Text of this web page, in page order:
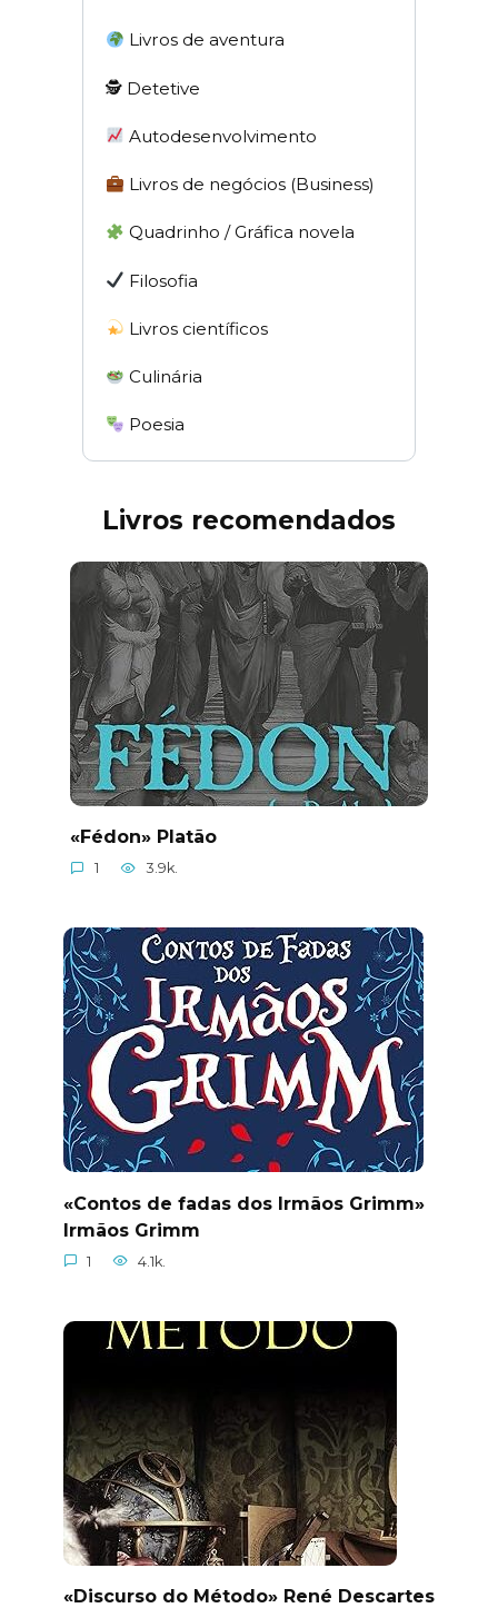
Livros de aventura
🕵 Detetive
Autodesenvolvimento
Livros de negócios (Business)
Quadrinho / Gráfica novela
Filosofia
Livros científicos
Culinária
Poesia
Livros recomendados
«Fédon» Platão
1 3.9k.
«Contos de fadas dos Irmãos Grimm»
Irmãos Grimm
1 4.1k.
«Discurso do Método» René Descartes